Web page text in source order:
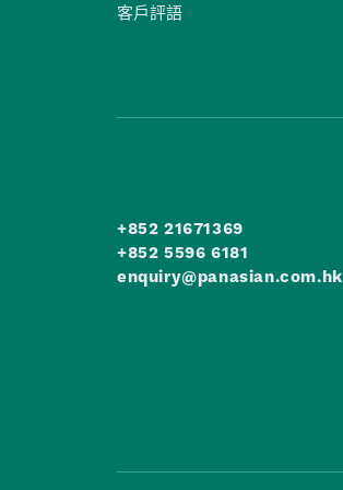
客戶評語
+852 21671369
+852 5596 6181
enquiry@panasian.com.hk